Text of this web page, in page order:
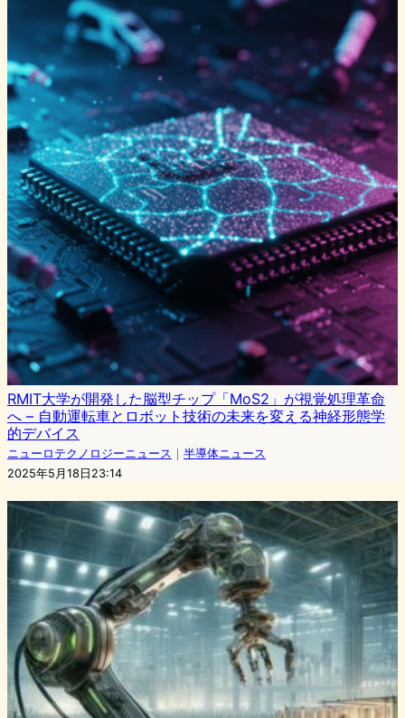
RMIT大学が開発した脳型チップ「MoS2」が視覚処理革命
へ – 自動運転車とロボット技術の未来を変える神経形態学
的デバイス
ニューロテクノロジーニュース ｜ 半導体ニュース
2025年5月18日23:14